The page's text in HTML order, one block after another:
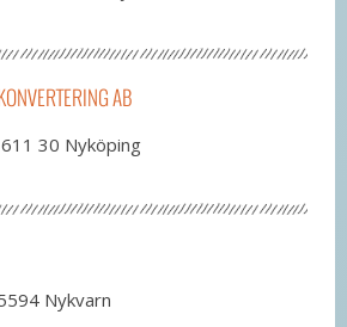
AB
30 Nyköping
Nykvarn